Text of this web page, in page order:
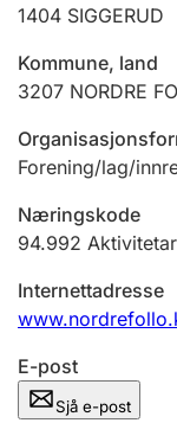
Andre tema
1404 SIGGERUD
Kommune, land
3207 NORDRE
Forening/lag/
Næringskode
94.992
Internettadresse
E-post
Sjå e-post